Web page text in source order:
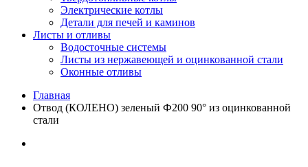
Электрические котлы
Детали для печей и каминов
Листы и отливы
Водосточные системы
Листы из нержавеющей и оцинкованной стали
Оконные отливы
Главная
Отвод (КОЛЕНО) зеленый Ф200 90° из оцинкованной
стали